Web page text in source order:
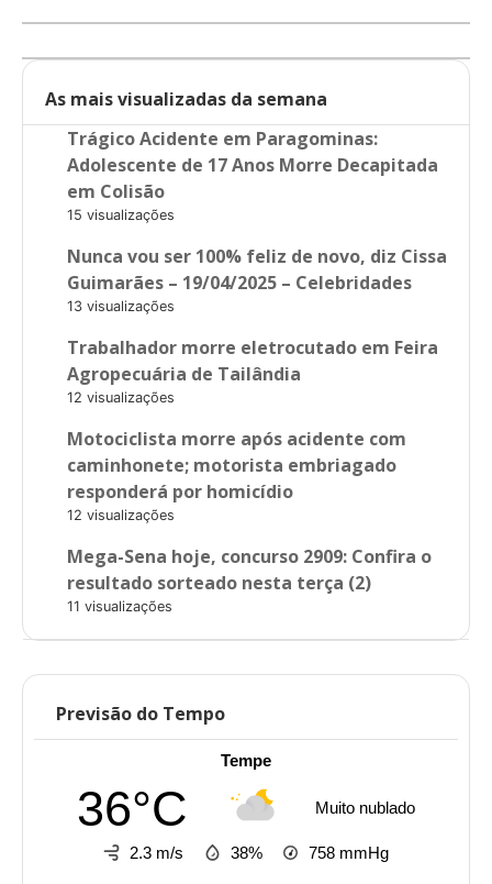
As mais visualizadas da semana
Trágico Acidente em Paragominas:
Adolescente de 17 Anos Morre Decapitada
em Colisão
15 visualizações
Nunca vou ser 100% feliz de novo, diz Cissa
Guimarães – 19/04/2025 – Celebridades
13 visualizações
Trabalhador morre eletrocutado em Feira
Agropecuária de Tailândia
12 visualizações
Motociclista morre após acidente com
caminhonete; motorista embriagado
responderá por homicídio
12 visualizações
Mega-Sena hoje, concurso 2909: Confira o
resultado sorteado nesta terça (2)
11 visualizações
Previsão do Tempo
Tempe
36°C Muito nublado
2.3 m/s 38% 758 mmHg